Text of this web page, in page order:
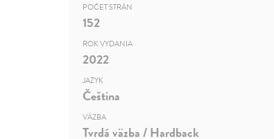
POČET STRÁN
152
ROK VYDANIA
2022
JAZYK
Čeština
VÄZBA
Tvrdá väzba / Hardback